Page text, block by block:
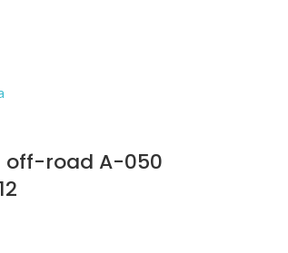
off-road A-050